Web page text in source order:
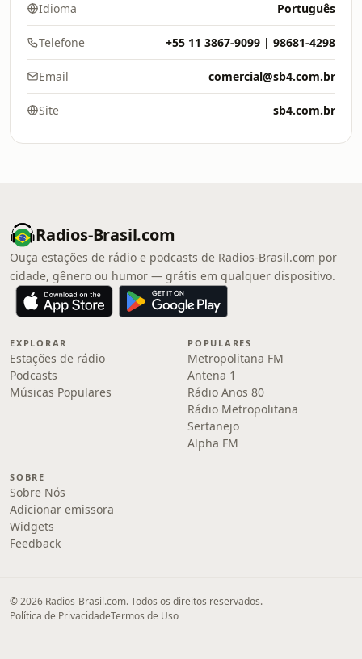
Idioma Português
Telefone +55 11 3867-9099 | 98681-4298
Email comercial@sb4.com.br
Site sb4.com.br
Radios-Brasil.com
Ouça estações de rádio e podcasts de Radios-Brasil.com por
cidade, gênero ou humor — grátis em qualquer dispositivo.
EXPLORAR
Estações de rádio
Podcasts
Músicas Populares
POPULARES
Metropolitana FM
Antena 1
Rádio Anos 80
Rádio Metropolitana
Sertanejo
Alpha FM
SOBRE
Sobre Nós
Adicionar emissora
Widgets
Feedback
© 2026 Radios-Brasil.com. Todos os direitos reservados.
Política de PrivacidadeTermos de Uso